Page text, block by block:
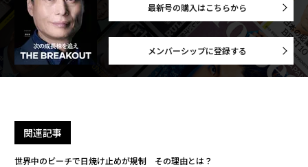
最新号の購入はこちらから
メンバーシップに登録する
関連記事
世界中のビーチで日焼け止めが規制 その理由とは？